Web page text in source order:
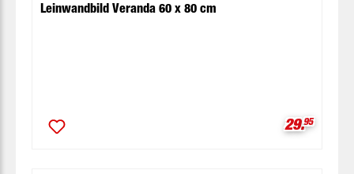
Leinwandbild Veranda 60 x 80 cm
29.95